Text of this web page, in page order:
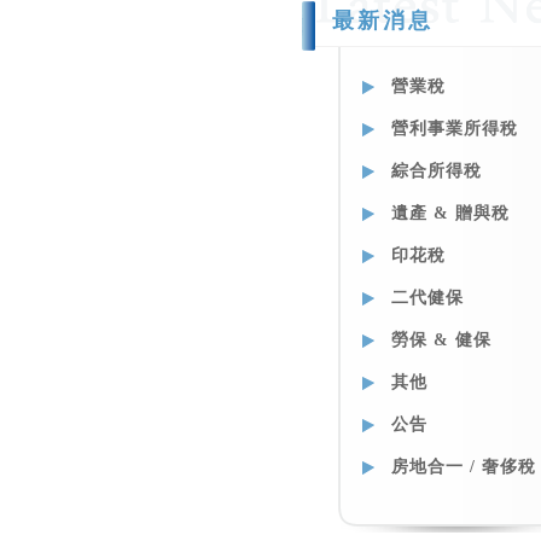
最新消息
營業稅
營利事業所得稅
綜合所得稅
遺產 & 贈與稅
印花稅
二代健保
勞保 & 健保
其他
公告
房地合一 / 奢侈稅